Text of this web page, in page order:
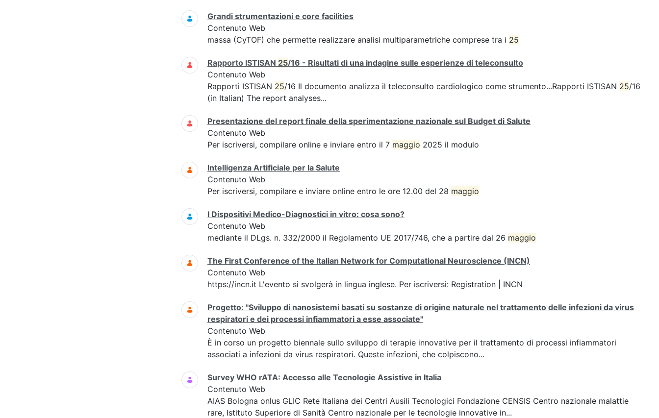
Grandi strumentazioni e core facilities
Contenuto Web
massa (CyTOF) che permette realizzare analisi multiparametriche comprese tra i 25
Rapporto ISTISAN 25/16 - Risultati di una indagine sulle esperienze di teleconsulto
Contenuto Web
Rapporti ISTISAN 25/16 Il documento analizza il teleconsulto cardiologico come strumento...Rapporti ISTISAN 25/16
(in Italian) The report analyses...
Presentazione del report finale della sperimentazione nazionale sul Budget di Salute
Contenuto Web
Per iscriversi, compilare online e inviare entro il 7 maggio 2025 il modulo
Intelligenza Artificiale per la Salute
Contenuto Web
Per iscriversi, compilare e inviare online entro le ore 12.00 del 28 maggio
I Dispositivi Medico-Diagnostici in vitro: cosa sono?
Contenuto Web
mediante il DLgs. n. 332/2000 il Regolamento UE 2017/746, che a partire dal 26 maggio
The First Conference of the Italian Network for Computational Neuroscience (INCN)
Contenuto Web
https://incn.it L'evento si svolgerà in lingua inglese. Per iscriversi: Registration | INCN
Progetto: "Sviluppo di nanosistemi basati su sostanze di origine naturale nel trattamento delle infezioni da virus
respiratori e dei processi infiammatori a esse associate"
Contenuto Web
È in corso un progetto biennale sullo sviluppo di terapie innovative per il trattamento di processi infiammatori
associati a infezioni da virus respiratori. Queste infezioni, che colpiscono...
Survey WHO rATA: Accesso alle Tecnologie Assistive in Italia
Contenuto Web
AIAS Bologna onlus GLIC Rete Italiana dei Centri Ausili Tecnologici Fondazione CENSIS Centro nazionale malattie
rare, Istituto Superiore di Sanità Centro nazionale per le tecnologie innovative in...